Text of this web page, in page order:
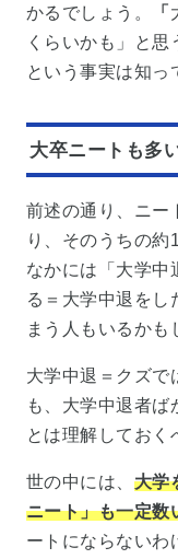
かるでしょう。 「
くらいかも」と
という事実は知っ
大卒ニートも多
前述の通り、ニー
り、そのうちの
なかには「大学中
る＝大学中退をし
まう人もいるかも
大学中退＝クズで
も、大学中退者ば
とは理解しておく
世の中には、 大学
ニート」も一定数
ートにならないわ